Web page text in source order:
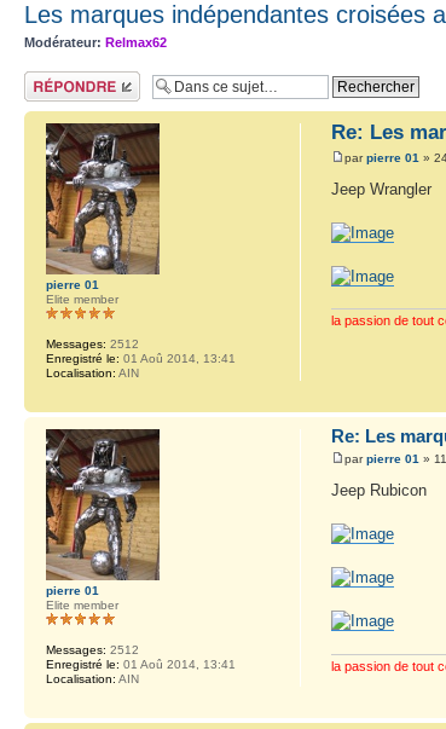
Les marques indépendantes croisées
Modérateur: Relmax62
Répondre
Re: Les
parpierre 01 »
Jeep Wrangler
la passion de tout
pierre 01
Elite member
Messages: 2512
Enregistré le: 01 Aoû 2014, 13:41
Localisation: AIN
Re: Les
parpierre 01 »
Jeep Rubicon
la passion de tout
pierre 01
Elite member
Messages: 2512
Enregistré le: 01 Aoû 2014, 13:41
Localisation: AIN